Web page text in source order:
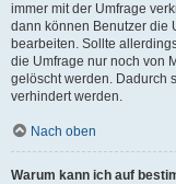
immer mit der Umfrage
dann können Benutzer die
bearbeiten. Sollte
die Umfrage nur noch von
gelöscht werden. Dadurch
verhindert werden.
Nach oben
Warum kann ich auf